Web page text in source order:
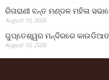
ରିତାରାଣୀ ବନ୍ତ ମଣ୍ଡଳ ମହିଳା
August 10, 2026
ଗୁପ୍ତେଶ୍ୱର ମନ୍ଦିରରେ
August 10, 2026